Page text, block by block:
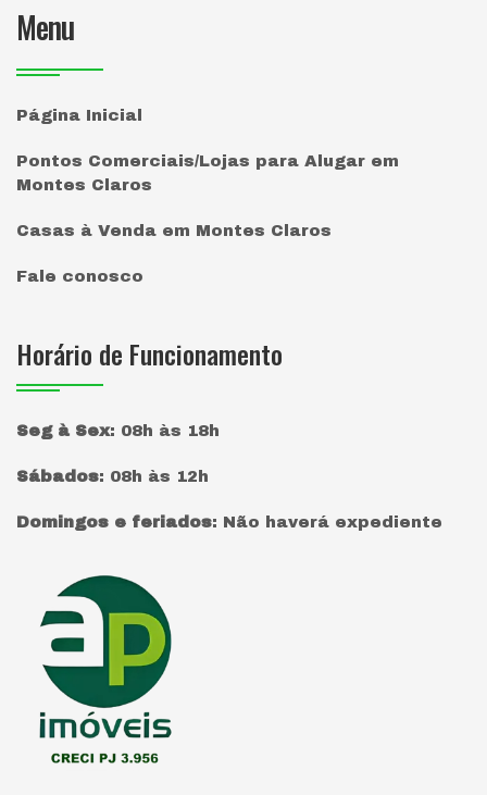
Menu
Página Inicial
Pontos Comerciais/Lojas para Alugar em
Montes Claros
Casas à Venda em Montes Claros
Fale conosco
Horário de Funcionamento
Seg à Sex: 08h às 18h
Sábados: 08h às 12h
Domingos e feriados: Não haverá expediente
Página inicial